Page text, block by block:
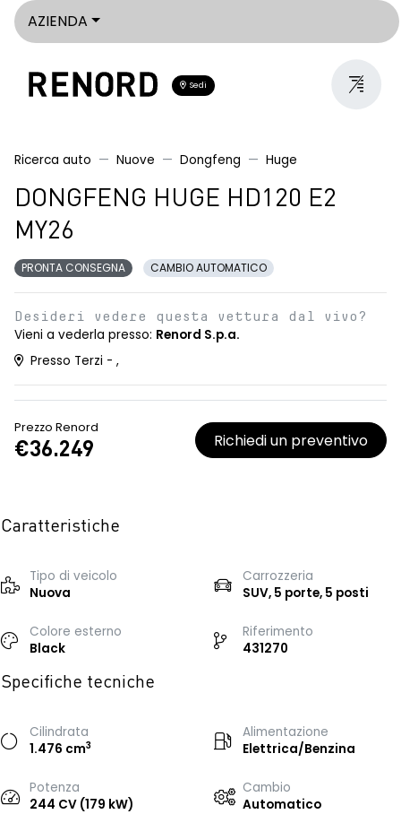
AZIENDA
Sedi
Ricerca auto Nuove Dongfeng Huge
DONGFENG HUGE HD120 E2
MY26
PRONTA CONSEGNA CAMBIO AUTOMATICO
Desideri vedere questa vettura dal vivo?
Vieni a vederla presso: Renord S.p.a.
Presso Terzi - ,
Prezzo Renord
€36.249 Richiedi un preventivo
Caratteristiche
Tipo di veicolo
Nuova
Carrozzeria
SUV, 5 porte, 5 posti
Colore esterno
Black
Riferimento
431270
Specifiche tecniche
Cilindrata
1.476 cm3
Alimentazione
Elettrica/Benzina
Potenza
244 CV (179 kW)
Cambio
Automatico